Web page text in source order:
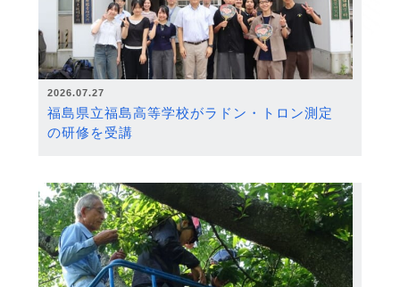
2026.07.27
福島県立福島高等学校がラドン・トロン測定
の研修を受講